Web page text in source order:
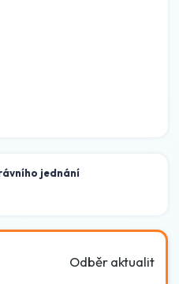
jednání
Odběr aktualit